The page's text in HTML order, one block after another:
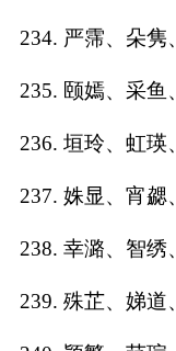
234. 严霈、朵隽
235. 颐嫣、采鱼
236. 垣玲、虹瑛
237. 姝显、宵勰
238. 幸潞、智绣
239. 殊芷、娣道